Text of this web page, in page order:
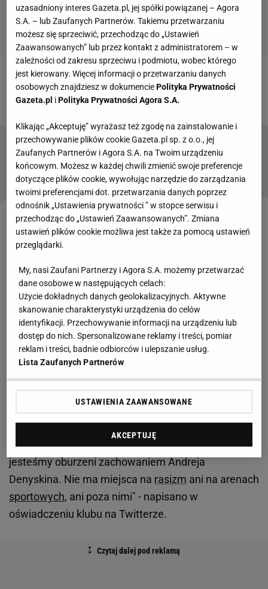
Zobacz wideo "Barcelona gra jak Stoke. Koeman jest
żywym trupem w Barcelonie"
Skandal w hokeju. Sędzia wytrzymał 5 minut.
Dożywotnia dyskwalifikacja! [WIDEO]
Denyskin w pewnym momencie udawał, że obiera
banana, a następnie go zjada. Taki gest jest
rasistowskie. Prymitywne zachowanie hokeisty
zostało szybko zauważone przez sędziów, którzy
postanowili wykluczyć go zmeczu.
Donbass Donieck wydał oświadczenie. "Nie ma
miejsca na rasizm ani na arenach sportowych, ani
poza nimi"
To jednak nie wszystko, ponieważ najpierw
oświadczenie wydał klub Donbass
Donieck. "Odrzucamy wszelkie formy dyskryminacji i
jesteśmy oburzeni zachowaniem Andreja
Denyskina. Nie ma miejsca na rasizm ani na arenach
sportowych, ani poza nimi" - napisano w
oświadczeniu klubu na Twitterze.
uzasadniony interes Gazeta.pl, jej spółki powiązanej – Agora
S.A. – lub Zaufanych Partnerów. Takiemu przetwarzaniu
możesz się sprzeciwić, przechodząc do „Ustawień
Zaawansowanych” lub przez kontakt z administratorem – w
zależności od zakresu sprzeciwu i podmiotu, wobec którego
jest kierowany. Więcej informacji o przetwarzaniu danych
osobowych znajdziesz w dokumenciePolityka Prywatności
Gazeta.pl iPolityka Prywatności Agora S.A.
Klikając „Akceptuję” wyrażasz też zgodę na zainstalowanie i
przechowywanie plików cookie Gazeta.pl sp. z o.o., jej
Zaufanych Partnerów i Agora S.A. na Twoim urządzeniu
końcowym. Możesz w każdej chwili zmienić swoje preferencje
dotyczące plików cookie, wywołując narzędzie do zarządzania
twoimi preferencjami dot. przetwarzania danych poprzez
odnośnik „Ustawienia prywatności ” w stopce serwisu i
przechodząc do „Ustawień Zaawansowanych”. Zmiana
ustawień plików cookie możliwa jest także za pomocą ustawień
przeglądarki.
My, nasi Zaufani Partnerzy i Agora S.A. możemy przetwarzać
dane osobowe w następujących celach:
Użycie dokładnych danych geolokalizacyjnych. Aktywne
skanowanie charakterystyki urządzenia do celów
identyfikacji. Przechowywanie informacji na urządzeniu lub
dostęp do nich. Spersonalizowane reklamy i treści, pomiar
reklam i treści, badnie odbiorców i ulepszanie usług.
Lista Zaufanych Partnerów
USTAWIENIA ZAAWANSOWANE
AKCEPTUJĘ